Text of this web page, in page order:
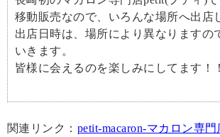
移動販売なので、いろんな場所へ出店
出店日時は、場所により異なりますの
いきます。
皆様に会えるのを楽しみにしてます！！
関連リンク： petit-macaron-マカロン専門